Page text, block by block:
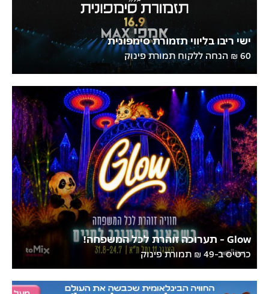
ישי ריבו בליווי תזמורת סימפונית
60 ₪ הנחה ללקוח תמורת פינוק
Glow - תערוכה זוהרת לכל המשפחה!
כרטיס ב-49 ₪ תמורת פינוק